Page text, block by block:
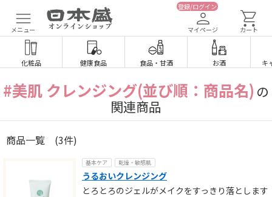
メニュー
登録/ログイン
マイページ カート
化粧品 健康食品 食品・ 甘酒 お酒 キ
#美肌 クレンジング(並び順：商品名) の
関連商品
商品一覧 (3件)
基本ケア 乾燥・敏感肌
うるおいクレンジング
とろとろのジェルがメイクをすっきり落とします